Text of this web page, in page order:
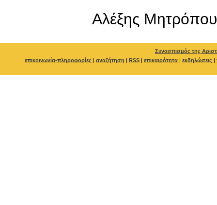
Αλέξης
Συνασπισμός της
επικοινωνία-πληροφορίες | αναζήτηση | RSS | επικαιρότητα | εκδηλώσεις |